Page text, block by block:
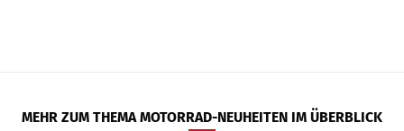
MEHR ZUM THEMA MOTORRAD-NEUHEITEN IM ÜBERBLICK